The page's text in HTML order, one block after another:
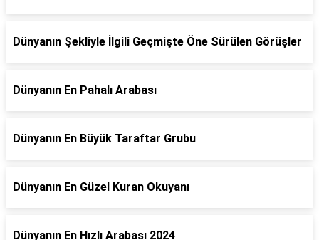
Dünyanın Şekliyle İlgili Geçmişte Öne Sürülen Görüşler
Dünyanın En Pahalı Arabası
Dünyanın En Büyük Taraftar Grubu
Dünyanın En Güzel Kuran Okuyanı
Dünyanın En Hızlı Arabası 2024